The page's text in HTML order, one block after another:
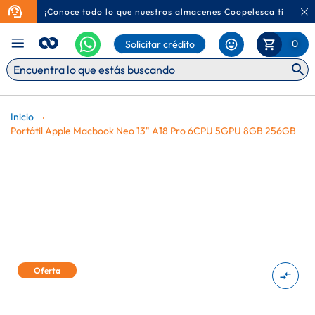
¡Conoce todo lo que nuestros almacenes Coopelesca tienen
Mi
0
Solicitar crédito
Inicio
Portátil Apple Macbook Neo 13" A18 Pro 6CPU 5GPU 8GB 256GB
Oferta
Saltar